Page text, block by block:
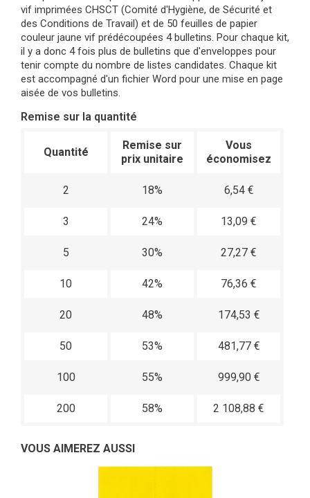
vif imprimées CHSCT (Comité d'Hygiène, de Sécurité et
des Conditions de Travail) et de 50 feuilles de papier
couleur jaune vif prédécoupées 4 bulletins. Pour chaque kit,
il y a donc 4 fois plus de bulletins que d'enveloppes pour
tenir compte du nombre de listes candidates. Chaque kit
est accompagné d'un fichier Word pour une mise en page
aisée de vos bulletins.
Remise sur la quantité
Quantité
Remise sur
prix unitaire
Vous
économisez
2 18% 6,54 €
3 24% 13,09 €
5 30% 27,27 €
10 42% 76,36 €
20 48% 174,53 €
50 53% 481,77 €
100 55% 999,90 €
200 58% 2 108,88 €
VOUS AIMEREZ AUSSI